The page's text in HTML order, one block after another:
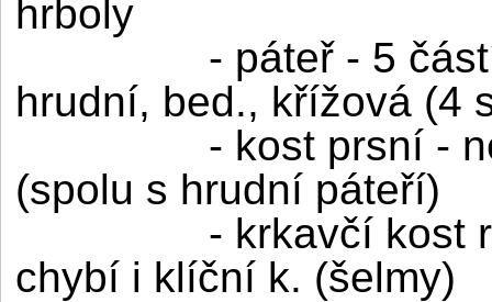
hrboly
- páteř - 5
hrudní, bed., křížová (4
- kost prsní -
(spolu s hrudní páteří)
- krkavčí kost
chybí i klíční k. (šelmy)